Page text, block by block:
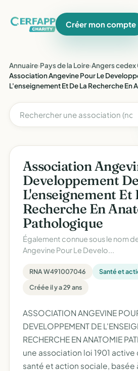
Créer mon compte
Annuaire›Pays de la Loire›Angers cedex
Association Angevine Pour Le
L'enseignement Et De La Recherche
Association
Developpement De
L'enseignement Et
Recherche En
Pathologique
Également connue sous le nom
Angevine Pour Le Develo...
RNA W491007046
Santé et
Créée il y a 29 ans
ASSOCIATION ANGEVINE
DEVELOPPEMENT DE
RECHERCHE EN ANATOMIE
une association loi 1901
santé et action sociale, basée